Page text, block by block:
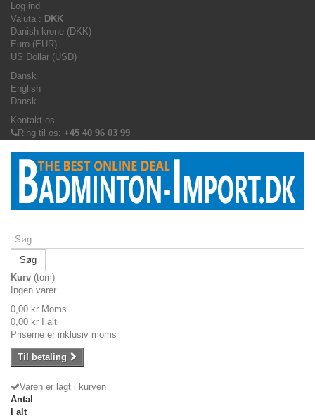
Log ind
Valuta : DKK
Danish krone (DKK)
Euro (EUR)
US Dollar (USD)
Dansk
English
Dansk
Kontakt os
Ring til os: +45 40 96 03 99
Søg
Kurv (tom)
Ingen varer
0,00 kr Moms
0,00 kr I alt
Priserne er inklusiv moms
Til betaling
Varen er lagt i kurven
Antal
I alt